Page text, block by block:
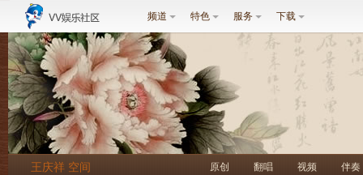
频道 特色 服务 下载
王庆祥 空间 原创 翻唱 视频 伴奏